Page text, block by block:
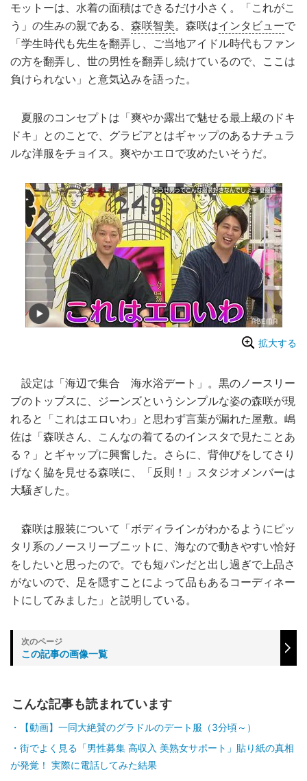
モットーは、水着の面積はできるだけ小さく。「これがこ
う」の生みの親である、 森咲智美。森咲はインタビューで
「学生時代も先生を翻弄し、ご当地アイドル時代もファン
の方を翻弄し、世の男性を翻弄し続けているので、ここは
負けられない」と意気込みを語った。
夏服のコンセプトは「爽やか露出で魅せる最上級のドキ
ドキ」とのことで、グラビアとはギャップのあるナチュラ
ルな洋服をチョイス。爽やかエロで攻めたいそうだ。
拡大する
設定は「海辺で集合 海水浴デート」。黒のノースリー
ブのトップスに、ジーンズというシンプルな姿の森咲が現
れると「これはエロいわ」と思わず言葉が漏れた屋敷。嶋
佐は「森咲さん、こんなの着てるのインスタで見たことあ
る？」とギャップに興奮した。さらに、背伸びをしてさり
げなく脇を見せる森咲に、「反則！」スタジオメンバーは
大騒ぎした。
森咲は服装について「ボディラインがわかるようにピッ
タリ系のノースリーブニットに、海なので動きやすい恰好
をしたいと思ったので。でも短パンだと出し過ぎで上品さ
がないので、足を隠すことによって品もあるコーディネー
トにしてみました」と説明している。
この記事の画像一覧
こんな記事も読まれています
【動画】一同大絶賛のグラドルのデート服（3分頃～）
街でよく見る「男性募集 高収入 美熟女サポート」貼り紙の真相
が発覚！ 実際に電話してみた結果